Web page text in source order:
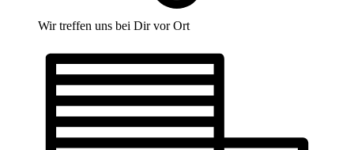
Wir treffen uns bei Dir vor Ort